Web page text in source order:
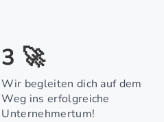
3 🚀
Wir begleiten dich auf dem
Weg ins erfolgreiche
Unternehmertum!